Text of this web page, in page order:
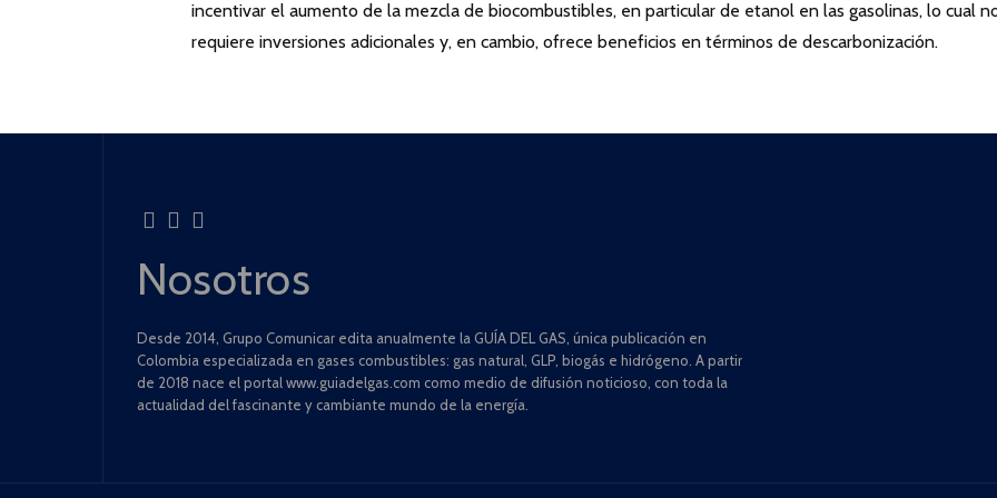
incentivar el aumento de la mezcla de biocombustibles, en particular de etanol en las gasolinas, lo cual
requiere inversiones adicionales y, en cambio, ofrece beneficios en términos de descarbonización.
Nosotros
Desde 2014, Grupo Comunicar edita anualmente la GUÍA DEL GAS, única publicación en
Colombia especializada en gases combustibles: gas natural, GLP, biogás e hidrógeno. A partir
de 2018 nace el portal www.guiadelgas.com como medio de difusión noticioso, con toda la
actualidad del fascinante y cambiante mundo de la energía.